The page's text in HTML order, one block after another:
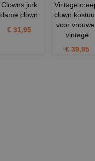
Clowns jurk
dame clown
€ 31,95
Vintage
clown
voor
vintage
€ 39,95